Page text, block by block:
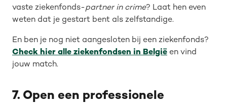
vaste ziekenfonds-partner in crime? Laat hen even
weten dat je gestart bent als zelfstandige.
En ben je nog niet aangesloten bij een ziekenfonds?
Check hier alle ziekenfondsen in België en vind
jouw match.
7. Open een professionele